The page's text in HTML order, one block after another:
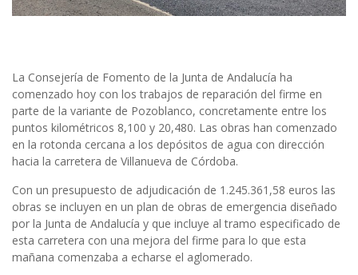
La Consejería de Fomento de la Junta de Andalucía ha
comenzado hoy con los trabajos de reparación del firme en
parte de la variante de Pozoblanco, concretamente entre los
puntos kilométricos 8,100 y 20,480. Las obras han comenzado
en la rotonda cercana a los depósitos de agua con dirección
hacia la carretera de Villanueva de Córdoba.
Con un presupuesto de adjudicación de 1.245.361,58 euros las
obras se incluyen en un plan de obras de emergencia diseñado
por la Junta de Andalucía y que incluye al tramo especificado de
esta carretera con una mejora del firme para lo que esta
mañana comenzaba a echarse el aglomerado.